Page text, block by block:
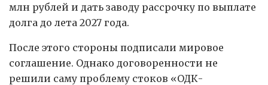
млн рублей и дать заводу рассрочку по выплате
долга до лета 2027 года.
После этого стороны подписали мировое
соглашение. Однако договоренности не
решили саму проблему стоков «ОДК-